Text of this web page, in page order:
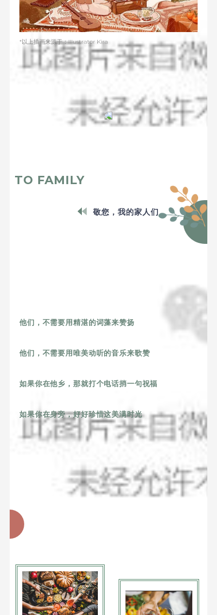
*以上插画来源于：Illustrator Kira
TO FAMILY
敬您，我的家人们
他们，不需要用精湛的词藻来赞扬
他们，不需要用唯美动听的音乐来歌赞
如果你在他乡，那就打个电话捎一句祝福
如果你在身旁，好好珍惜这美满时光